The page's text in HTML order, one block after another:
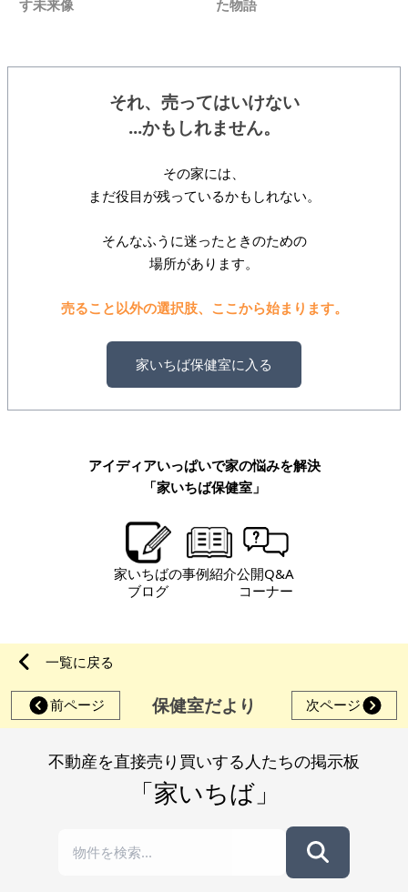
す未来像 た物語
それ、売ってはいけない
...かもしれません。
その家には、
まだ役目が残っているかもしれない。
そんなふうに迷ったときのための
場所があります。
売ること以外の選択肢、ここから始まります。
家いちば保健室に入る
アイディアいっぱいで家の悩みを解決
「家いちば保健室」
家いちばの
ブログ
事例紹介公開Q&A
コーナー
一覧に戻る
前ページ 保健室だより 次ページ
不動産を直接売り買いする人たちの掲示板
「家いちば」